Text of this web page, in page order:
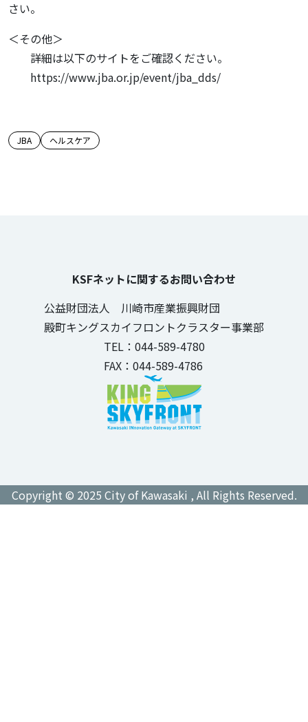
さい。
＜その他＞
詳細は以下のサイトをご確認ください。
https://www.jba.or.jp/event/jba_dds/
この記事のタグ
JBA ヘルスケア
KSFネットに関するお問い合わせ
公益財団法人 川崎市産業振興財団
殿町キングスカイフロントクラスター事業部
TEL：044-589-4780
FAX：044-589-4786
Copyright © 2025 City of Kawasaki , All Rights Reserved.